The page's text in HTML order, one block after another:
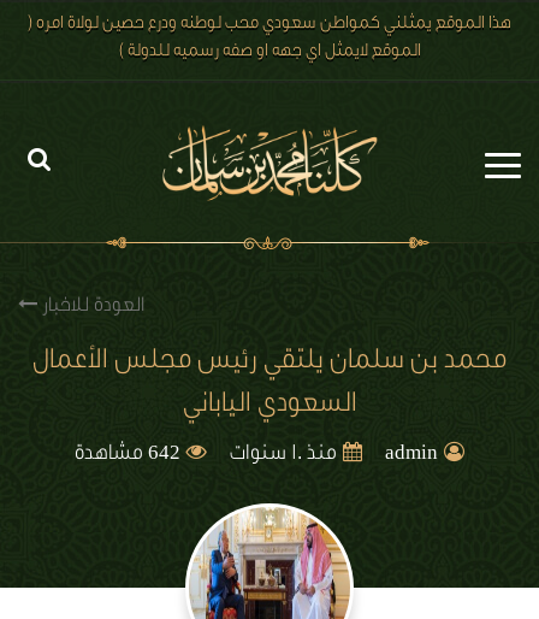
هذا الموقع يمثلني كمواطن سعودي محب لوطنه ودرع حصين لولاة امره (
الموقع لايمثل اي جهه او صفه رسميه للدولة )
رؤية 2030
العودة للاخبار
محمد بن سلمان يلتقي رئيس مجلس الأعمال
السعودي الياباني
admin منذ 10 سنوات 642 مشاهدة